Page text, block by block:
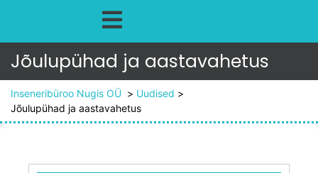
Jõulupühad ja aastavahetus
Inseneribüroo Nugis OÜ > Uudised >
Jõulupühad ja aastavahetus